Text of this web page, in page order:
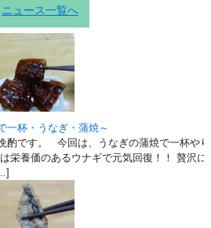
ニュース一覧へ
杯・うなぎ・蒲焼～
酌です。 今回は、うなぎの蒲焼で一杯や
栄養価のあるウナギで元気回復！！ 贅沢